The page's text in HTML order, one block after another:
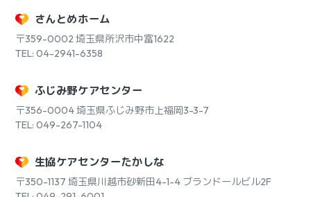
さんとめホーム
〒359-0002 埼玉県所沢市中富1622
TEL: 04-2941-6358
ふじみ野ケアセンター
〒356-0004埼玉県ふじみ野市上福岡3-3-7
TEL: 049-267-1104
生協ケアセンターたかしな
〒350-1137 埼玉県川越市砂新田4-1-4 ブランドールビル2F